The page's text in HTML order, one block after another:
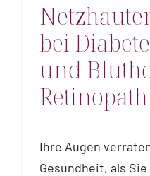
bei
und
Ihre Augen
Gesundheit, als